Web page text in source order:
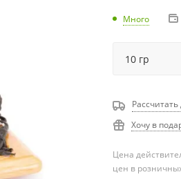
Много
Рассчитать
Хочу в
Цена
цен в